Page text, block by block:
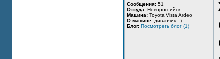
Сообщения: 51
Откуда: Новороссийск
Машина: Toyota Vista Ardeo
О машине: диванчик =)
Блог: Посмотреть блог (1)